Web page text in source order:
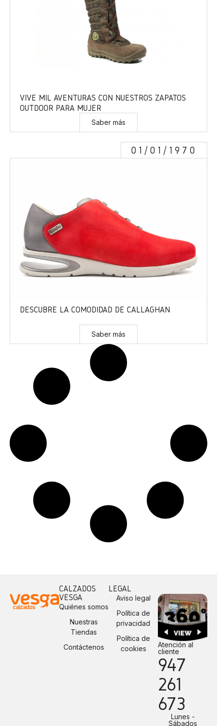
VIVE MIL AVENTURAS CON NUESTROS ZAPATOS
OUTDOOR PARA MUJER
Saber más
01/01/1970
DESCUBRE LA COMODIDAD DE CALLAGHAN
Saber más
CALZADOS
VESGA
Quiénes somos
Nuestras
Tiendas
Contáctenos
LEGAL
Aviso legal
Política de
privacidad
Política de
cookies
Atención al
cliente
947
261
673
Lunes -
Sábados